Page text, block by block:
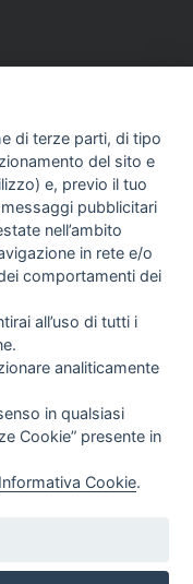
Vedi tutti
al Tribunale Civile
di terze parti, di tipo
del sito e
e, previo il tuo
pubblicitari
nell’ambito
in rete e/o
comportamenti dei
all’uso di tutti i
analiticamente
in qualsiasi
Cookie” presente in
Informativa Cookie.